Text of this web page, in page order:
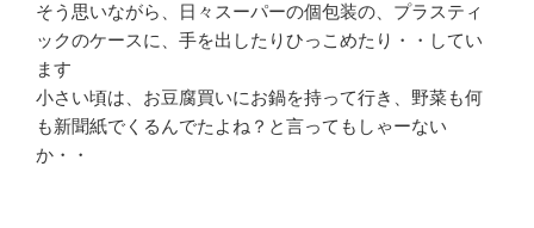
そう思いながら、日々スーパーの個包装の、プラスティ
ックのケースに、手を出したりひっこめたり・・してい
ます
小さい頃は、お豆腐買いにお鍋を持って行き、野菜も何
も新聞紙でくるんでたよね？と言ってもしゃーない
か・・